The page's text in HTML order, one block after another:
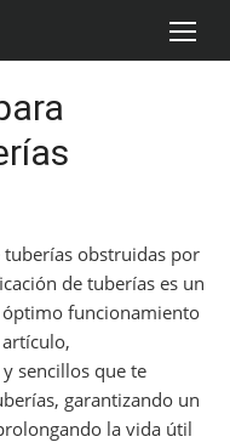
tuberías obstruidas por
de tuberías es un
óptimo funcionamiento
sencillos que te
garantizando un
la vida útil